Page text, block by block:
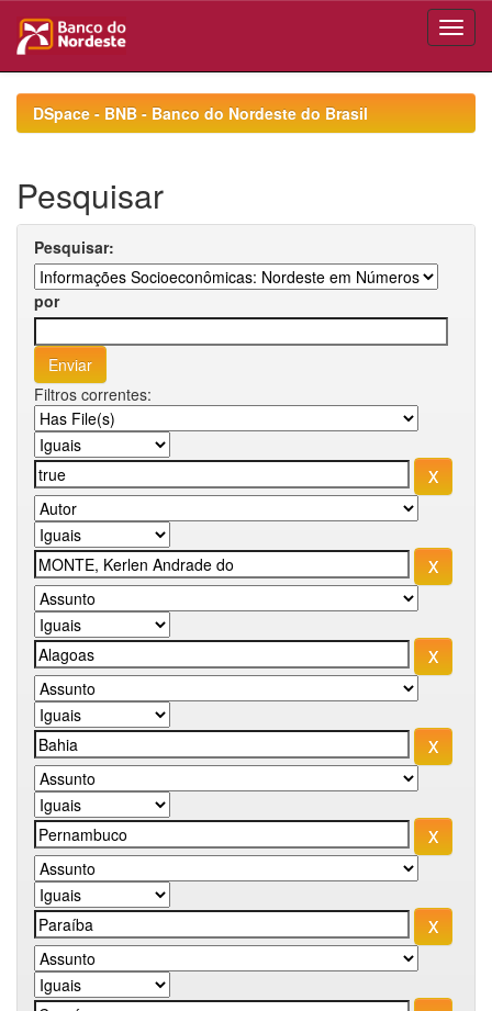
navigationDSpace - BNB - Banco do Nordeste do Brasil
Pesquisar
Pesquisar:
por
Filtros correntes: